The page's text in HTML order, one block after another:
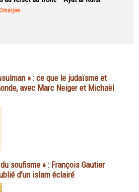
» : ce que le judaïsme et
avec Marc Neiger et Michaël
soufisme » : François Gautier
d'un islam éclairé